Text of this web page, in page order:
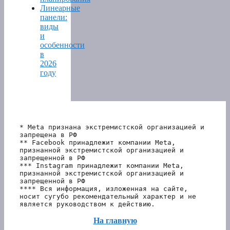
Линеарные
панели:
виды
и
особенности
в
2026
году
* Meta признана экстремистской организацией и
запрещена в РФ
** Facebook принадлежит компании Meta,
признанной экстремистской организацией и
запрещенной в РФ
*** Instagram принадлежит компании Meta,
признанной экстремистской организацией и
запрещенной в РФ
**** Вся информация, изложенная на сайте,
носит сугубо рекомендательный характер и не
является руководством к действию.
На главную